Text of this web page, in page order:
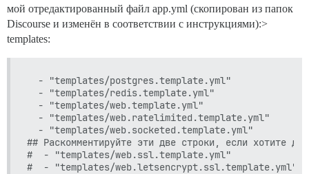
мой отредактированный файл app.yml (скопирован из папок
Discourse и изменён в соответствии с инструкциями):>
templates:
  - "templates/postgres.template.yml"
  - "templates/redis.template.yml"
  - "templates/web.template.yml"
  - "templates/web.ratelimited.template.yml"
  - "templates/web.socketed.template.yml"
## Раскомментируйте эти две строки, если хотите
#  - "templates/web.ssl.template.yml"
#  - "templates/web.letsencrypt.ssl.template.yml"